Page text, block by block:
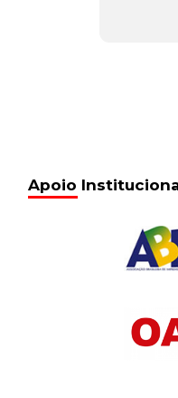
Apoio